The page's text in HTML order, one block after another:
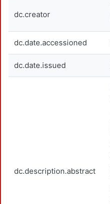
dc.creator
dc.date.accessioned
dc.date.issued
dc.description.abstract